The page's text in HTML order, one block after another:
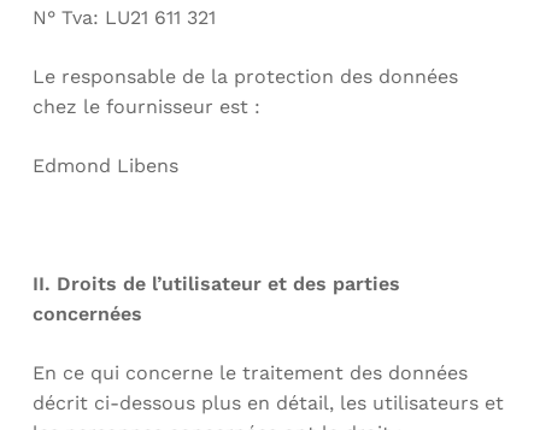
N° Tva: LU21 611 321
Le responsable de la protection des données
chez le fournisseur est :
Edmond Libens
II. Droits de l’utilisateur et des parties
concernées
En ce qui concerne le traitement des données
décrit ci-dessous plus en détail, les utilisateurs et